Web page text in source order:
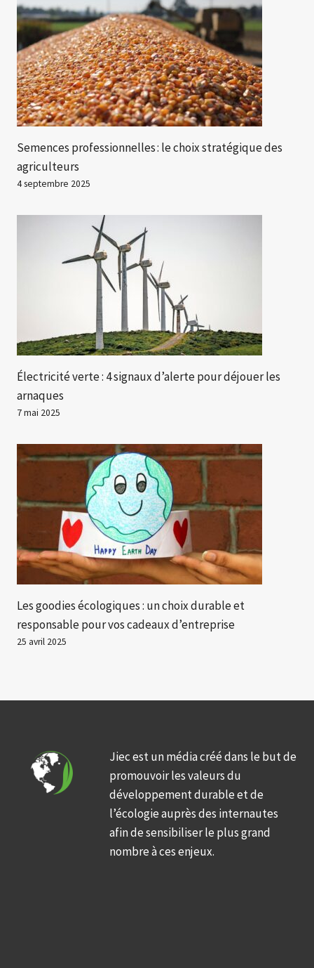
Semences professionnelles : le choix stratégique des
agriculteurs
4 septembre 2025
Électricité verte : 4 signaux d’alerte pour déjouer les
arnaques
7 mai 2025
Les goodies écologiques : un choix durable et
responsable pour vos cadeaux d’entreprise
25 avril 2025
Jiec est un média créé dans le but de
promouvoir les valeurs du
développement durable et de
l’écologie auprès des internautes
afin de sensibiliser le plus grand
nombre à ces enjeux.